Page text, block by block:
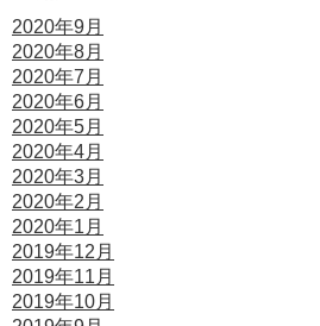
2020年9月
2020年8月
2020年7月
2020年6月
2020年5月
2020年4月
2020年3月
2020年2月
2020年1月
2019年12月
2019年11月
2019年10月